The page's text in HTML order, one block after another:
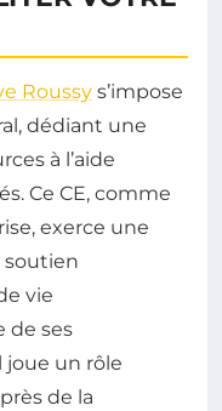
Roussy s’impose
dédiant une
à l’aide
Ce CE, comme
exerce une
soutien
vie
de ses
joue un rôle
de la